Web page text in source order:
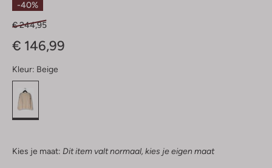
-40%
€ 244,95
€ 146,99
Kleur: Beige
Kies je maat: Dit item valt normaal, kies je eigen maat